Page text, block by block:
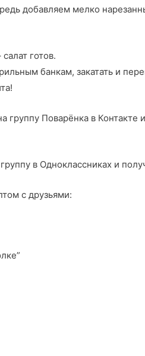
добавляем мелко
готов.
банкам, закатать и
группу Поварёнка в
в Одноклассниках и
с друзьями: